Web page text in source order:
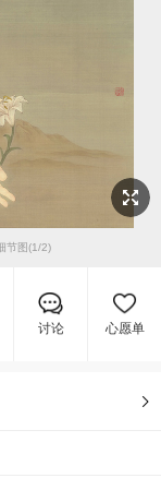
节图(1/2)
讨论 心愿单